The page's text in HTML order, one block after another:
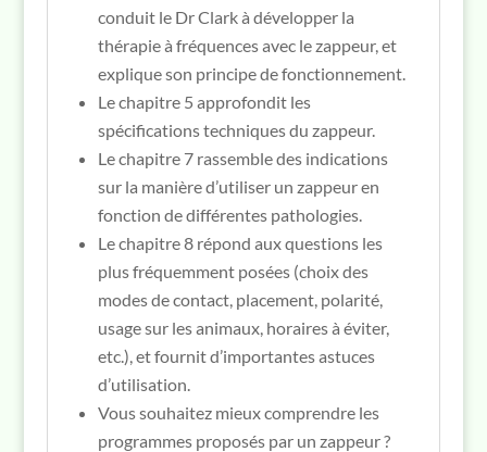
conduit le Dr Clark à développer la
thérapie à fréquences avec le zappeur, et
explique son principe de fonctionnement.
Le chapitre 5 approfondit les
spécifications techniques du zappeur.
Le chapitre 7 rassemble des indications
sur la manière d’utiliser un zappeur en
fonction de différentes pathologies.
Le chapitre 8 répond aux questions les
plus fréquemment posées (choix des
modes de contact, placement, polarité,
usage sur les animaux, horaires à éviter,
etc.), et fournit d’importantes astuces
d’utilisation.
Vous souhaitez mieux comprendre les
programmes proposés par un zappeur ?